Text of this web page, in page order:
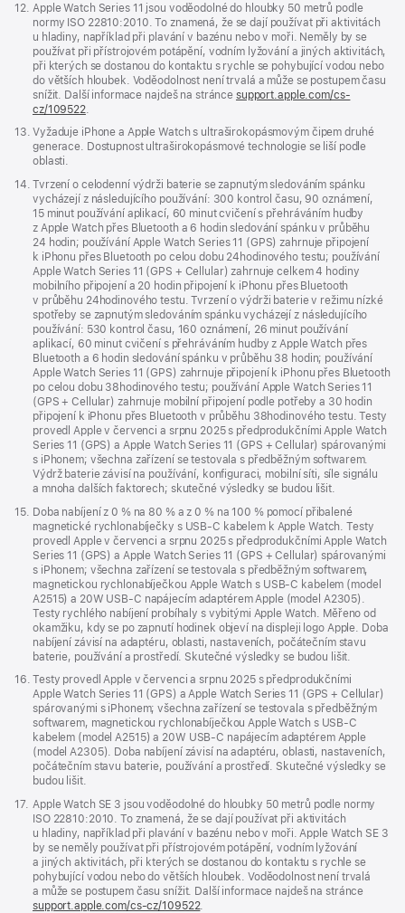
Poznámka
12. Apple Watch Series 11 jsou voděodolné do hloubky 50 metrů podle
normy ISO 22810:2010. To znamená, že se dají používat při aktivitách
u hladiny, například při plavání v bazénu nebo v moři. Neměly by se
používat při přístrojovém potápění, vodním lyžování a jiných aktivitách,
při kterých se dostanou do kontaktu s rychle se pohybující vodou nebo
do větších hloubek. Voděodolnost není trvalá a může se postupem času
snížit. Další informace najdeš na stránce support.apple.com/cs-
cz/109522.
Poznámka
13. Vyžaduje iPhone a Apple Watch s ultraširokopásmovým čipem druhé
generace. Dostupnost ultraširokopásmové technologie se liší podle
oblasti.
Poznámka
14. Tvrzení o celodenní výdrži baterie se zapnutým sledováním spánku
vycházejí z následujícího používání: 300 kontrol času, 90 oznámení,
15 minut používání aplikací, 60 minut cvičení s přehráváním hudby
z Apple Watch přes Bluetooth a 6 hodin sledování spánku v průběhu
24 hodin; používání Apple Watch Series 11 (GPS) zahrnuje připojení
k iPhonu přes Bluetooth po celou dobu 24hodinového testu; používání
Apple Watch Series 11 (GPS + Cellular) zahrnuje celkem 4 hodiny
mobilního připojení a 20 hodin připojení k iPhonu přes Bluetooth
v průběhu 24hodinového testu. Tvrzení o výdrži baterie v režimu nízké
spotřeby se zapnutým sledováním spánku vycházejí z následujícího
používání: 530 kontrol času, 160 oznámení, 26 minut používání
aplikací, 60 minut cvičení s přehráváním hudby z Apple Watch přes
Bluetooth a 6 hodin sledování spánku v průběhu 38 hodin; používání
Apple Watch Series 11 (GPS) zahrnuje připojení k iPhonu přes Bluetooth
po celou dobu 38hodinového testu; používání Apple Watch Series 11
(GPS + Cellular) zahrnuje mobilní připojení podle potřeby a 30 hodin
připojení k iPhonu přes Bluetooth v průběhu 38hodinového testu. Testy
provedl Apple v červenci a srpnu 2025 s předprodukčními Apple Watch
Series 11 (GPS) a Apple Watch Series 11 (GPS + Cellular) spárovanými
s iPhonem; všechna zařízení se testovala s předběžným softwarem.
Výdrž baterie závisí na používání, konfiguraci, mobilní síti, síle signálu
a mnoha dalších faktorech; skutečné výsledky se budou lišit.
Poznámka
15. Doba nabíjení z 0 % na 80 % a z 0 % na 100 % pomocí přibalené
magnetické rychlonabíječky s USB‑C kabelem k Apple Watch. Testy
provedl Apple v červenci a srpnu 2025 s předprodukčními Apple Watch
Series 11 (GPS) a Apple Watch Series 11 (GPS + Cellular) spárovanými
s iPhonem; všechna zařízení se testovala s předběžným softwarem,
magnetickou rychlonabíječkou Apple Watch s USB‑C kabelem (model
A2515) a 20W USB‑C napájecím adaptérem Apple (model A2305).
Testy rychlého nabíjení probíhaly s vybitými Apple Watch. Měřeno od
okamžiku, kdy se po zapnutí hodinek objeví na displeji logo Apple. Doba
nabíjení závisí na adaptéru, oblasti, nastaveních, počátečním stavu
baterie, používání a prostředí. Skutečné výsledky se budou lišit.
Poznámka
16. Testy provedl Apple v červenci a srpnu 2025 s předprodukčními
Apple Watch Series 11 (GPS) a Apple Watch Series 11 (GPS + Cellular)
spárovanými s iPhonem; všechna zařízení se testovala s předběžným
softwarem, magnetickou rychlonabíječkou Apple Watch s USB‑C
kabelem (model A2515) a 20W USB‑C napájecím adaptérem Apple
(model A2305). Doba nabíjení závisí na adaptéru, oblasti, nastaveních,
počátečním stavu baterie, používání a prostředí. Skutečné výsledky se
budou lišit.
Poznámka
17. Apple Watch SE 3 jsou voděodolné do hloubky 50 metrů podle normy
ISO 22810:2010. To znamená, že se dají používat při aktivitách
u hladiny, například při plavání v bazénu nebo v moři. Apple Watch SE 3
by se neměly používat při přístrojovém potápění, vodním lyžování
a jiných aktivitách, při kterých se dostanou do kontaktu s rychle se
pohybující vodou nebo do větších hloubek. Voděodolnost není trvalá
a může se postupem času snížit. Další informace najdeš na stránce
support.apple.com/cs-cz/109522.